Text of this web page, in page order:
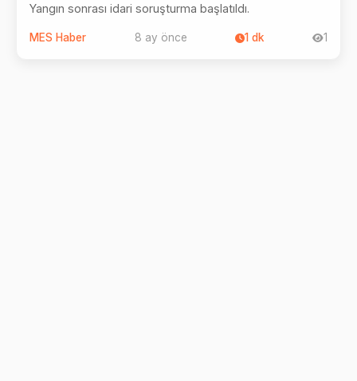
Yangın sonrası idari soruşturma başlatıldı.
MES Haber 8 ay önce 1 dk 1